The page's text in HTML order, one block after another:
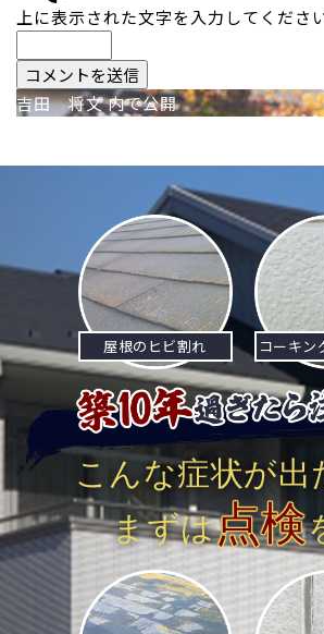
上に表示された文字を入力してください
投
ゲ
ー
シ
ョ
ン
吉田 将文内で公開
屋根のヒビ割れ コーキン
こんな症状が出
まずは点検